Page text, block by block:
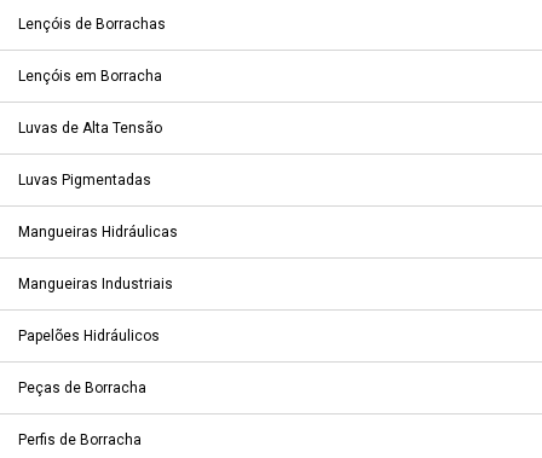
Lençóis de Borrachas
Lençóis em Borracha
Luvas de Alta Tensão
Luvas Pigmentadas
Mangueiras Hidráulicas
Mangueiras Industriais
Papelões Hidráulicos
Peças de Borracha
Perfis de Borracha